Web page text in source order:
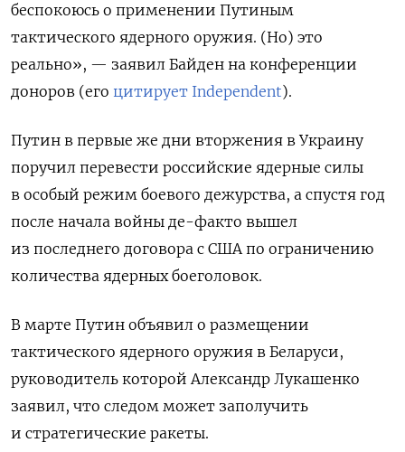
беспокоюсь о применении Путиным
тактического ядерного оружия. (Но) это
реально», — заявил Байден на конференции
доноров (его цитирует Independent).
Путин в первые же дни вторжения в Украину
поручил перевести российские ядерные силы
в особый режим боевого дежурства, а спустя год
после начала войны де-факто вышел
из последнего договора с США по ограничению
количества ядерных боеголовок.
В марте Путин объявил о размещении
тактического ядерного оружия в Беларуси,
руководитель которой Александр Лукашенко
заявил, что следом может заполучить
и стратегические ракеты.